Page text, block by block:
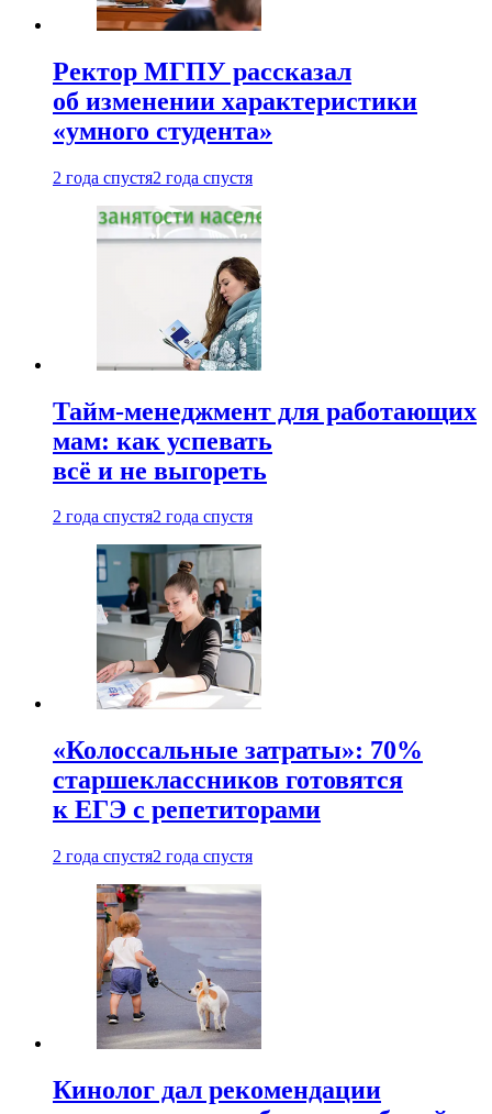
Ректор МГПУ рассказал
об изменении характеристики
«умного студента»
2 года спустя2 года спустя
Тайм-менеджмент для работающих
мам: как успевать
всё и не выгореть
2 года спустя2 года спустя
«Колоссальные затраты»: 70%
старшеклассников готовятся
к ЕГЭ с репетиторами
2 года спустя2 года спустя
Кинолог дал рекомендации